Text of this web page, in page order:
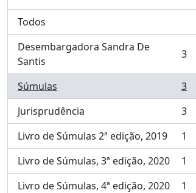
Todos
Desembargadora Sandra De
Santis
, 3 resultados 3
Súmulas
, 3 resultados
3
Jurisprudência
, 3 resultados
3
Livro de Súmulas 2ª edição, 2019
, 1 resultados
1
Livro de Súmulas, 3ª edição, 2020
, 1 resultados
1
Livro de Súmulas, 4ª edição, 2020
1